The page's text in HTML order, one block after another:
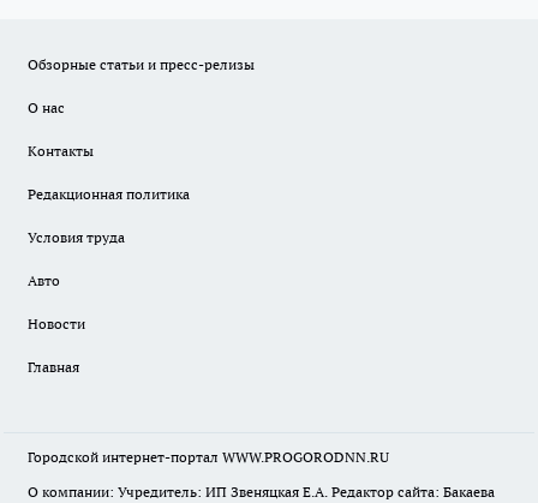
Обзорные статьи и пресс-релизы
О нас
Контакты
Редакционная политика
Условия труда
Авто
Новости
Главная
Городской интернет-портал WWW.PROGORODNN.RU
О компании: Учредитель: ИП Звеняцкая Е.А. Редактор сайта: Бакаева